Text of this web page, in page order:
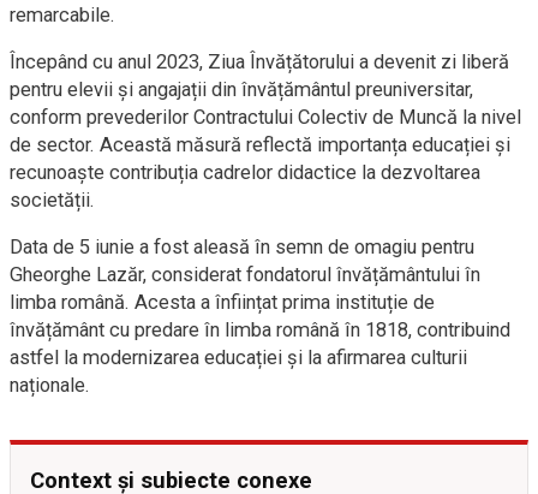
remarcabile.
Începând cu anul 2023, Ziua Învățătorului a devenit zi liberă
pentru elevii și angajații din învățământul preuniversitar,
conform prevederilor Contractului Colectiv de Muncă la nivel
de sector. Această măsură reflectă importanța educației și
recunoaște contribuția cadrelor didactice la dezvoltarea
societății.
Data de 5 iunie a fost aleasă în semn de omagiu pentru
Gheorghe Lazăr, considerat fondatorul învățământului în
limba română. Acesta a înființat prima instituție de
învățământ cu predare în limba română în 1818, contribuind
astfel la modernizarea educației și la afirmarea culturii
naționale.
Context și subiecte conexe